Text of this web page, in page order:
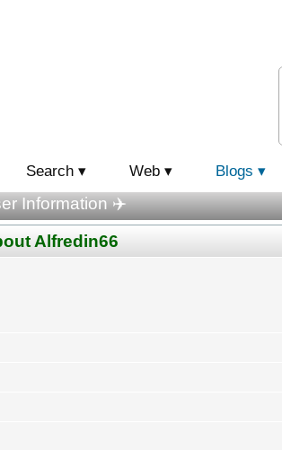
Search Web Blogs
Information ✈️
Alfredin66